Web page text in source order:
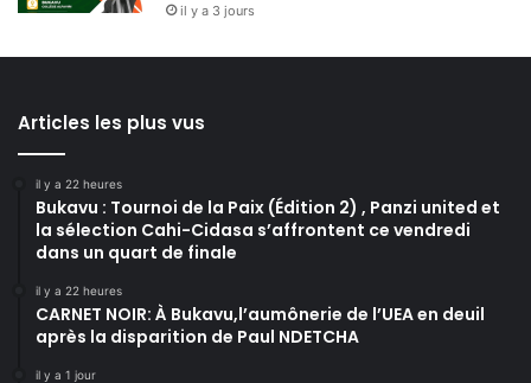
il y a 3 jours
Articles les plus vus
il y a 22 heures
Bukavu : Tournoi de la Paix (Édition 2) , Panzi united et
la sélection Cahi-Cidasa s’affrontent ce vendredi
dans un quart de finale
il y a 22 heures
CARNET NOIR: À Bukavu,l’aumônerie de l’UEA en deuil
après la disparition de Paul NDETCHA
il y a 1 jour